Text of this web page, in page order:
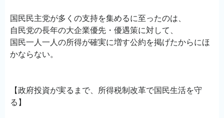
国民民主党が多くの支持を集めるに至ったのは、
自民党の長年の大企業優先・優遇策に対して、
国民一人一人の所得が確実に増す公約を掲げたからにほ
かならない。
【政府投資が実るまで、所得税制改革で国民生活を守
る】